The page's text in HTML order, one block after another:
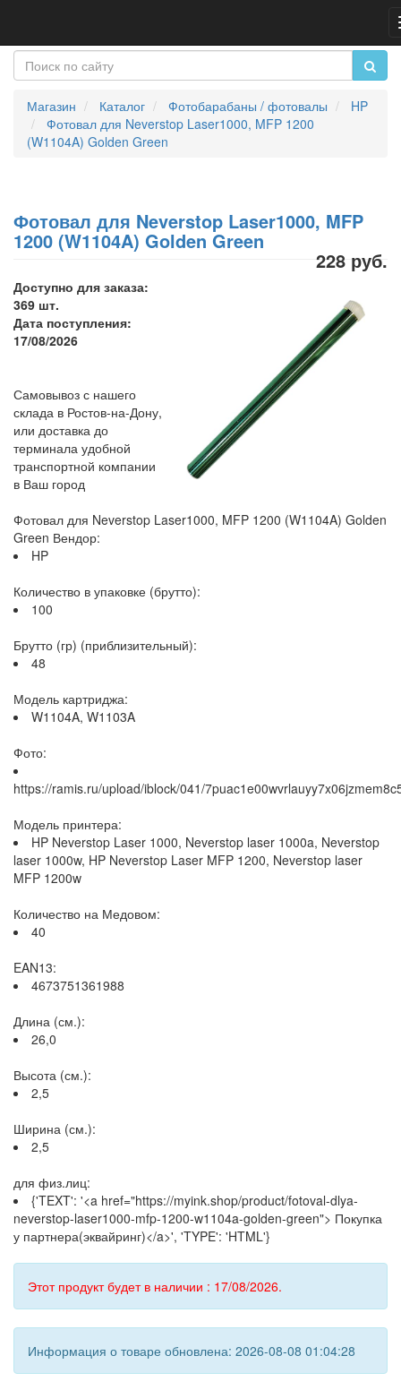
Магазин Каталог Фотобарабаны / фотовалы
HP
Фотовал для Neverstop Laser1000, MFP 1200
(W1104A) Golden Green
Фотовал для Neverstop Laser1000, MFP
1200 (W1104A) Golden Green
228 руб.
Доступно для заказа:
369 шт.
Дата поступления:
17/08/2026
Самовывоз с нашего
склада в Ростов-на-Дону,
или доставка до
терминала удобной
транспортной компании
в Ваш город
Фотовал для Neverstop Laser1000, MFP 1200 (W1104A) Golden
Green Вендор:
HP
Количество в упаковке (брутто):
100
Брутто (гр) (приблизительный):
48
Модель картриджа:
W1104A, W1103A
Фото:
https://ramis.ru/upload/iblock/041/
Модель принтера:
HP Neverstop Laser 1000, Neverstop laser 1000a, Neverstop
laser 1000w, HP Neverstop Laser MFP 1200, Neverstop laser
MFP 1200w
Количество на Медовом:
40
EAN13:
4673751361988
Длина (см.):
26,0
Высота (см.):
2,5
Ширина (см.):
2,5
для физ.лиц:
{'TEXT': '<a href="https://myink.shop/product/fotoval-dlya-
neverstop-laser1000-mfp-1200-w1104a-golden-green"> Покупка
у партнера(эквайринг)</a>', 'TYPE': 'HTML'}
Этот продукт будет в наличии : 17/08/2026.
Информация о товаре обновлена: 2026-08-08 01:04:28